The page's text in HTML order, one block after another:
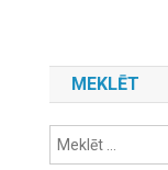
MEKLĒT